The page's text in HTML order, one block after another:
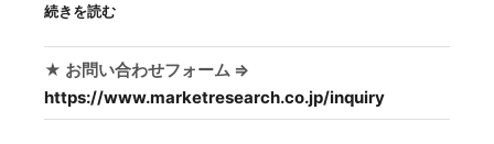
続きを読む
★ お問い合わせフォーム ⇒
https://www.marketresearch.co.jp/inquiry